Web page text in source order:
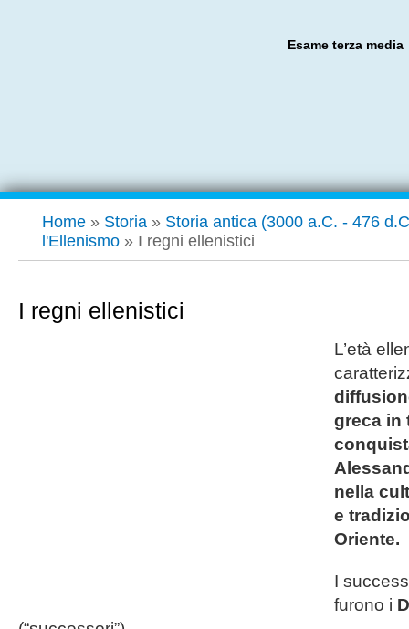
Esame terza media
Home » Storia » Storia antica (3000 a.C. - 476
l'Ellenismo » I regni ellenistici
I regni ellenistici
L’età
greca in
nella
e
Oriente.
I
furono i